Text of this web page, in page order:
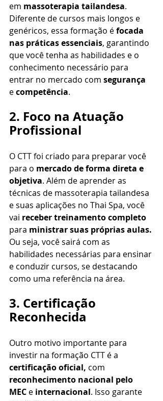
em massoterapia tailandesa.
Diferente de cursos mais longos e
genéricos, essa formação é focada
nas práticas essenciais, garantindo
que você tenha as habilidades e o
conhecimento necessário para
entrar no mercado com segurança
e competência.
2. Foco na Atuação
Profissional
O CTT foi criado para preparar você
para o mercado de forma direta e
objetiva. Além de aprender as
técnicas de massoterapia tailandesa
e suas aplicações no Thai Spa, você
vai receber treinamento completo
para ministrar suas próprias aulas.
Ou seja, você sairá com as
habilidades necessárias para ensinar
e conduzir cursos, se destacando
como uma referência na área.
3. Certificação
Reconhecida
Outro motivo importante para
investir na formação CTT é a
certificação oficial, com
reconhecimento nacional pelo
MEC e internacional. Isso garante